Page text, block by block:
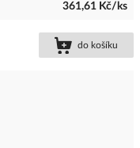
361,61 Kč/ks
do košíku